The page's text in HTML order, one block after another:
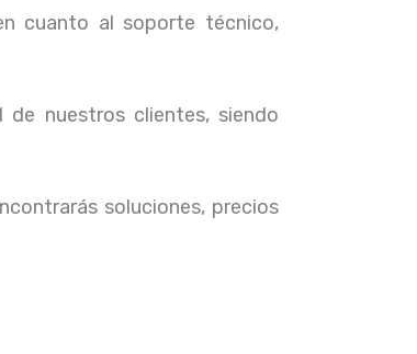
cuanto al soporte técnico,
nuestros clientes, siendo
soluciones, precios